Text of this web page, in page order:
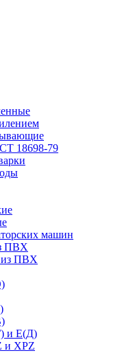
18698-79
машин
ПВХ
из ПВХ
и Е(Д)
и XPZ